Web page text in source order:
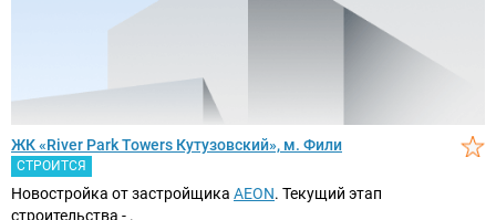
ЖК «River Park Towers Кутузовский», м. Фили
СТРОИТСЯ
Новостройка от застройщика AEON. Текущий этап
строительства - .